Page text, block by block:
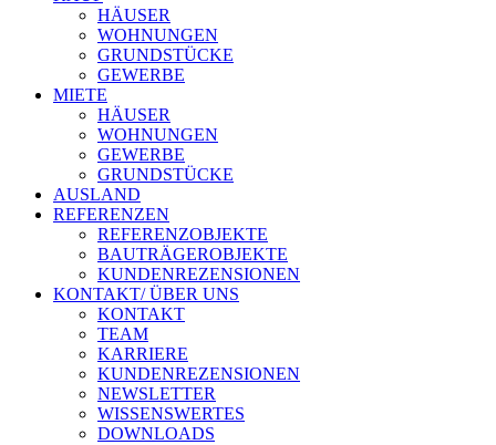
HÄUSER
WOHNUNGEN
GRUNDSTÜCKE
GEWERBE
MIETE
HÄUSER
WOHNUNGEN
GEWERBE
GRUNDSTÜCKE
AUSLAND
REFERENZEN
REFERENZOBJEKTE
BAUTRÄGEROBJEKTE
KUNDENREZENSIONEN
KONTAKT/ ÜBER UNS
KONTAKT
TEAM
KARRIERE
KUNDENREZENSIONEN
NEWSLETTER
WISSENSWERTES
DOWNLOADS